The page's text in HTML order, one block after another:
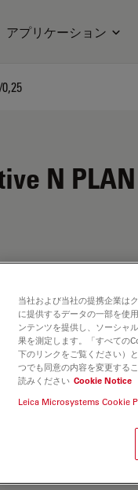
アプリケーション
N PLAN
solution. Explore our
and find the
当社および当社の提携企業は
に提供するデータの一部を使
ンテンツを提供し、ソーシャ
果を測定します。「すべての
下のリンクをご覧ください）
つでも同意の内容を変更する
読みください Cookie Notice
Leica Microsystems Cookie